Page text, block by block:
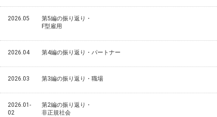
2026.05
第5編の振り返り・
F型雇用
2026.04 第4編の振り返り・パートナー
2026.03 第3編の振り返り・職場
2026.01-
02
第2編の振り返り・
非正規社会